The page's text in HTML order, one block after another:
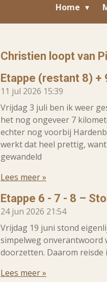
Home
Christien loopt van
Etappe (restant 8) +
11 jul 2026 15:39
Vrijdag 3 juli ben ik weer
het nog ongeveer 7
echter nog voorbij
werkt dat heel prettig,
gewandeld
Lees meer »
Etappe 6 - 7 - 8 –
24 jun 2026 21:54
Vrijdag 19 juni stond
simpelweg onverantwoord
doorzetten. Daarom
Lees meer »